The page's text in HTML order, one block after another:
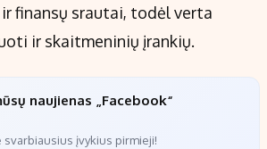
finansų srautai, todėl verta
ir skaitmeninių įrankių.
naujienas „Facebook“
svarbiausius įvykius pirmieji!